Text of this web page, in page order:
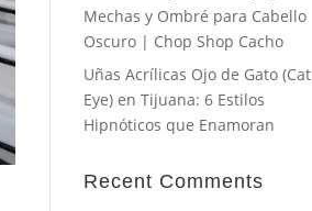
Mechas y Ombré para Cabello
Oscuro | Chop Shop Cacho
Uñas Acrílicas Ojo de Gato (Cat
Eye) en Tijuana: 6 Estilos
Hipnóticos que Enamoran
Recent Comments